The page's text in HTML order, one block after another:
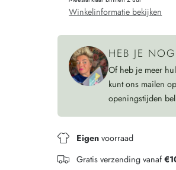
BORDEAUX
Winkelinformatie bekijken
HEB JE
Of heb je meer
kunt ons mailen op
openingstijden
Eigen voorraad
Gratis verzending vanaf